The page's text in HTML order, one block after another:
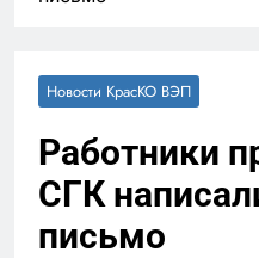
Новости КрасКО ВЭП
Работники
СГК
письмо